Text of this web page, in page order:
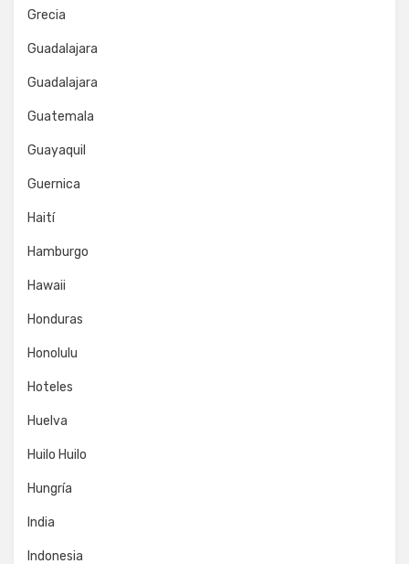
Grecia
Guadalajara
Guadalajara
Guatemala
Guayaquil
Guernica
Haití
Hamburgo
Hawaii
Honduras
Honolulu
Hoteles
Huelva
Huilo Huilo
Hungría
India
Indonesia